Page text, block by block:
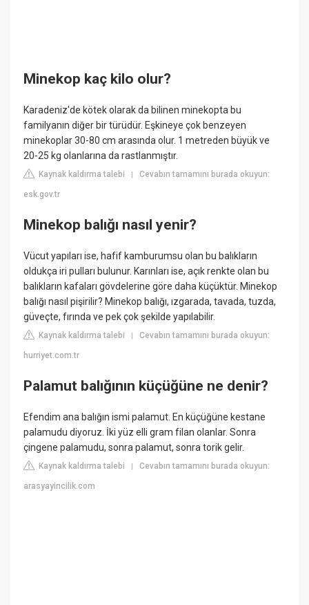
Minekop kaç kilo olur?
Karadeniz'de kötek olarak da bilinen minekopta bu
familyanın diğer bir türüdür. Eşkineye çok benzeyen
minekoplar 30-80 cm arasında olur. 1 metreden büyük ve
20-25 kg olanlarına da rastlanmıştır.
Kaynak kaldırma talebi |Cevabın tamamını burada okuyun:
esk.gov.tr
Minekop balığı nasıl yenir?
Vücut yapıları ise, hafif kamburumsu olan bu balıkların
oldukça iri pulları bulunur. Karınları ise, açık renkte olan bu
balıkların kafaları gövdelerine göre daha küçüktür. Minekop
balığı nasıl pişirilir? Minekop balığı, ızgarada, tavada, tuzda,
güveçte, fırında ve pek çok şekilde yapılabilir.
Kaynak kaldırma talebi |Cevabın tamamını burada okuyun:
hurriyet.com.tr
Palamut balığının küçüğüne ne denir?
Efendim ana balığın ismi palamut. En küçüğüne kestane
palamudu diyoruz. İki yüz elli gram filan olanlar. Sonra
çingene palamudu, sonra palamut, sonra torik gelir.
Kaynak kaldırma talebi |Cevabın tamamını burada okuyun:
arasyayincilik.com